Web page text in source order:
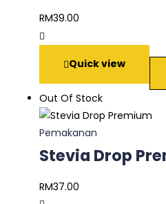
RM39.00
Quick view
Out Of Stock
Pemakanan
Stevia Drop
RM37.00